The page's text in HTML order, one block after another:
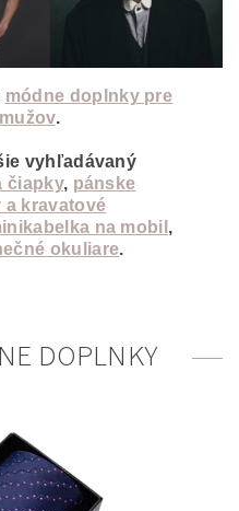
módne doplnky pre
.
vyhľadávaný
čiapky, pánske
a kravatové
na mobil ,
okuliare.
DOPLNKY